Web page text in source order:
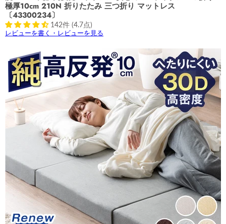
極厚10cm 210N 折りたたみ 三つ折り マットレス
〔43300234〕
142件 (4.7点)
レビューを書く・レビューを見る